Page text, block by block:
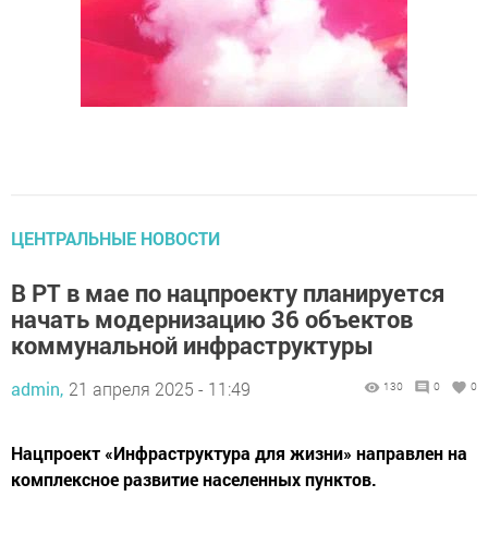
ЦЕНТРАЛЬНЫЕ НОВОСТИ
В РТ в мае по нацпроекту планируется
начать модернизацию 36 объектов
коммунальной инфраструктуры
admin, 21 апреля 2025 - 11:49 130 0 0
Нацпроект «Инфраструктура для жизни» направлен на
комплексное развитие населенных пунктов.